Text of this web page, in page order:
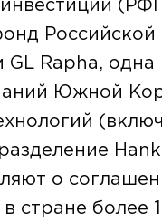
Российской
Rapha, одна
Южной
о
стране более